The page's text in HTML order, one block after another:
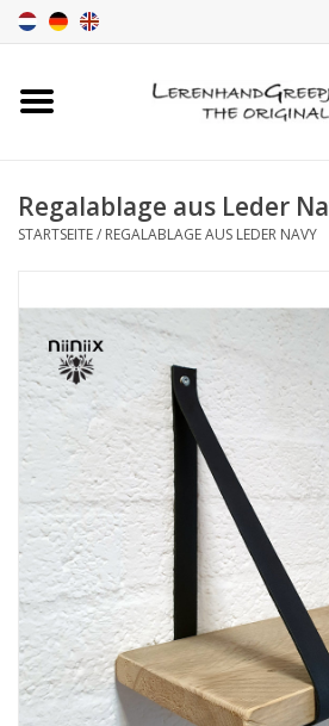
Startseite
Leder Regalstützen
Ledergriff MöbelGriff XSmall
2cm
Farbmuster
Leder Regalstützen
Regalablage aus Leder
STARTSEITE/ REGALABLAGE AUS LEDER NAVY